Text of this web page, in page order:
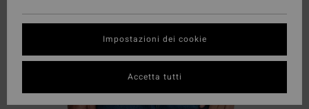
Impostazioni dei cookie
Accetta tutti